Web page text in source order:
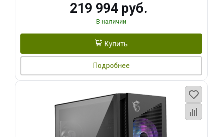
219 994 руб.
В наличии
Купить
Подробнее